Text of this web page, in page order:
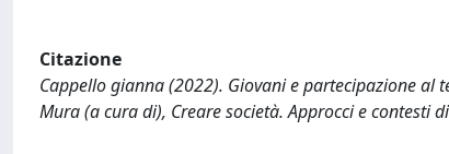
Citazione
Cappello gianna (2022). Giovani e partecipazione al
Mura (a cura di), Creare società. Approcci e contesti